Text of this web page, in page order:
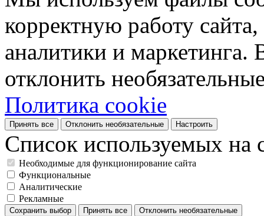
корректную работу
аналитики и
отклонить
Политика cookie
Принять все Отклонить необязательные Настроить
Список используемых на
Необходимые для функционирование сайта
Функциональные
Аналитические
Рекламные
Сохранить выбор Принять все Отклонить необязательные